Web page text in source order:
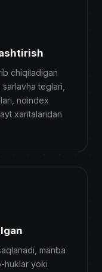
chiqiladigan
teglari,
noindex
xaritalaridan
manba
huklar yoki